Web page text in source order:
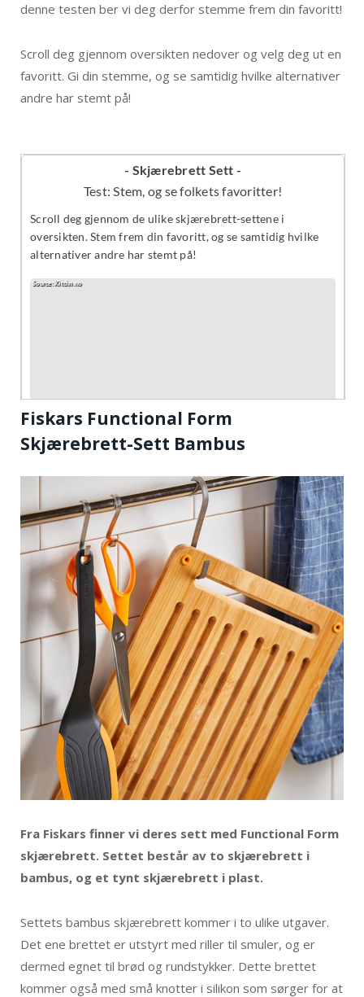
denne testen ber vi deg derfor stemme frem din favoritt!
Scroll deg gjennom oversikten nedover og velg deg ut en
favoritt. Gi din stemme, og se samtidig hvilke alternativer
andre har stemt på!
Fiskars Functional Form
Skjærebrett-Sett Bambus
Fra Fiskars finner vi deres sett med Functional Form
skjærebrett. Settet består av to skjærebrett i
bambus, og et tynt skjærebrett i plast.
Settets bambus skjærebrett kommer i to ulike utgaver.
Det ene brettet er utstyrt med riller til smuler, og er
dermed egnet til brød og rundstykker. Dette brettet
kommer også med små knotter i silikon som sørger for at